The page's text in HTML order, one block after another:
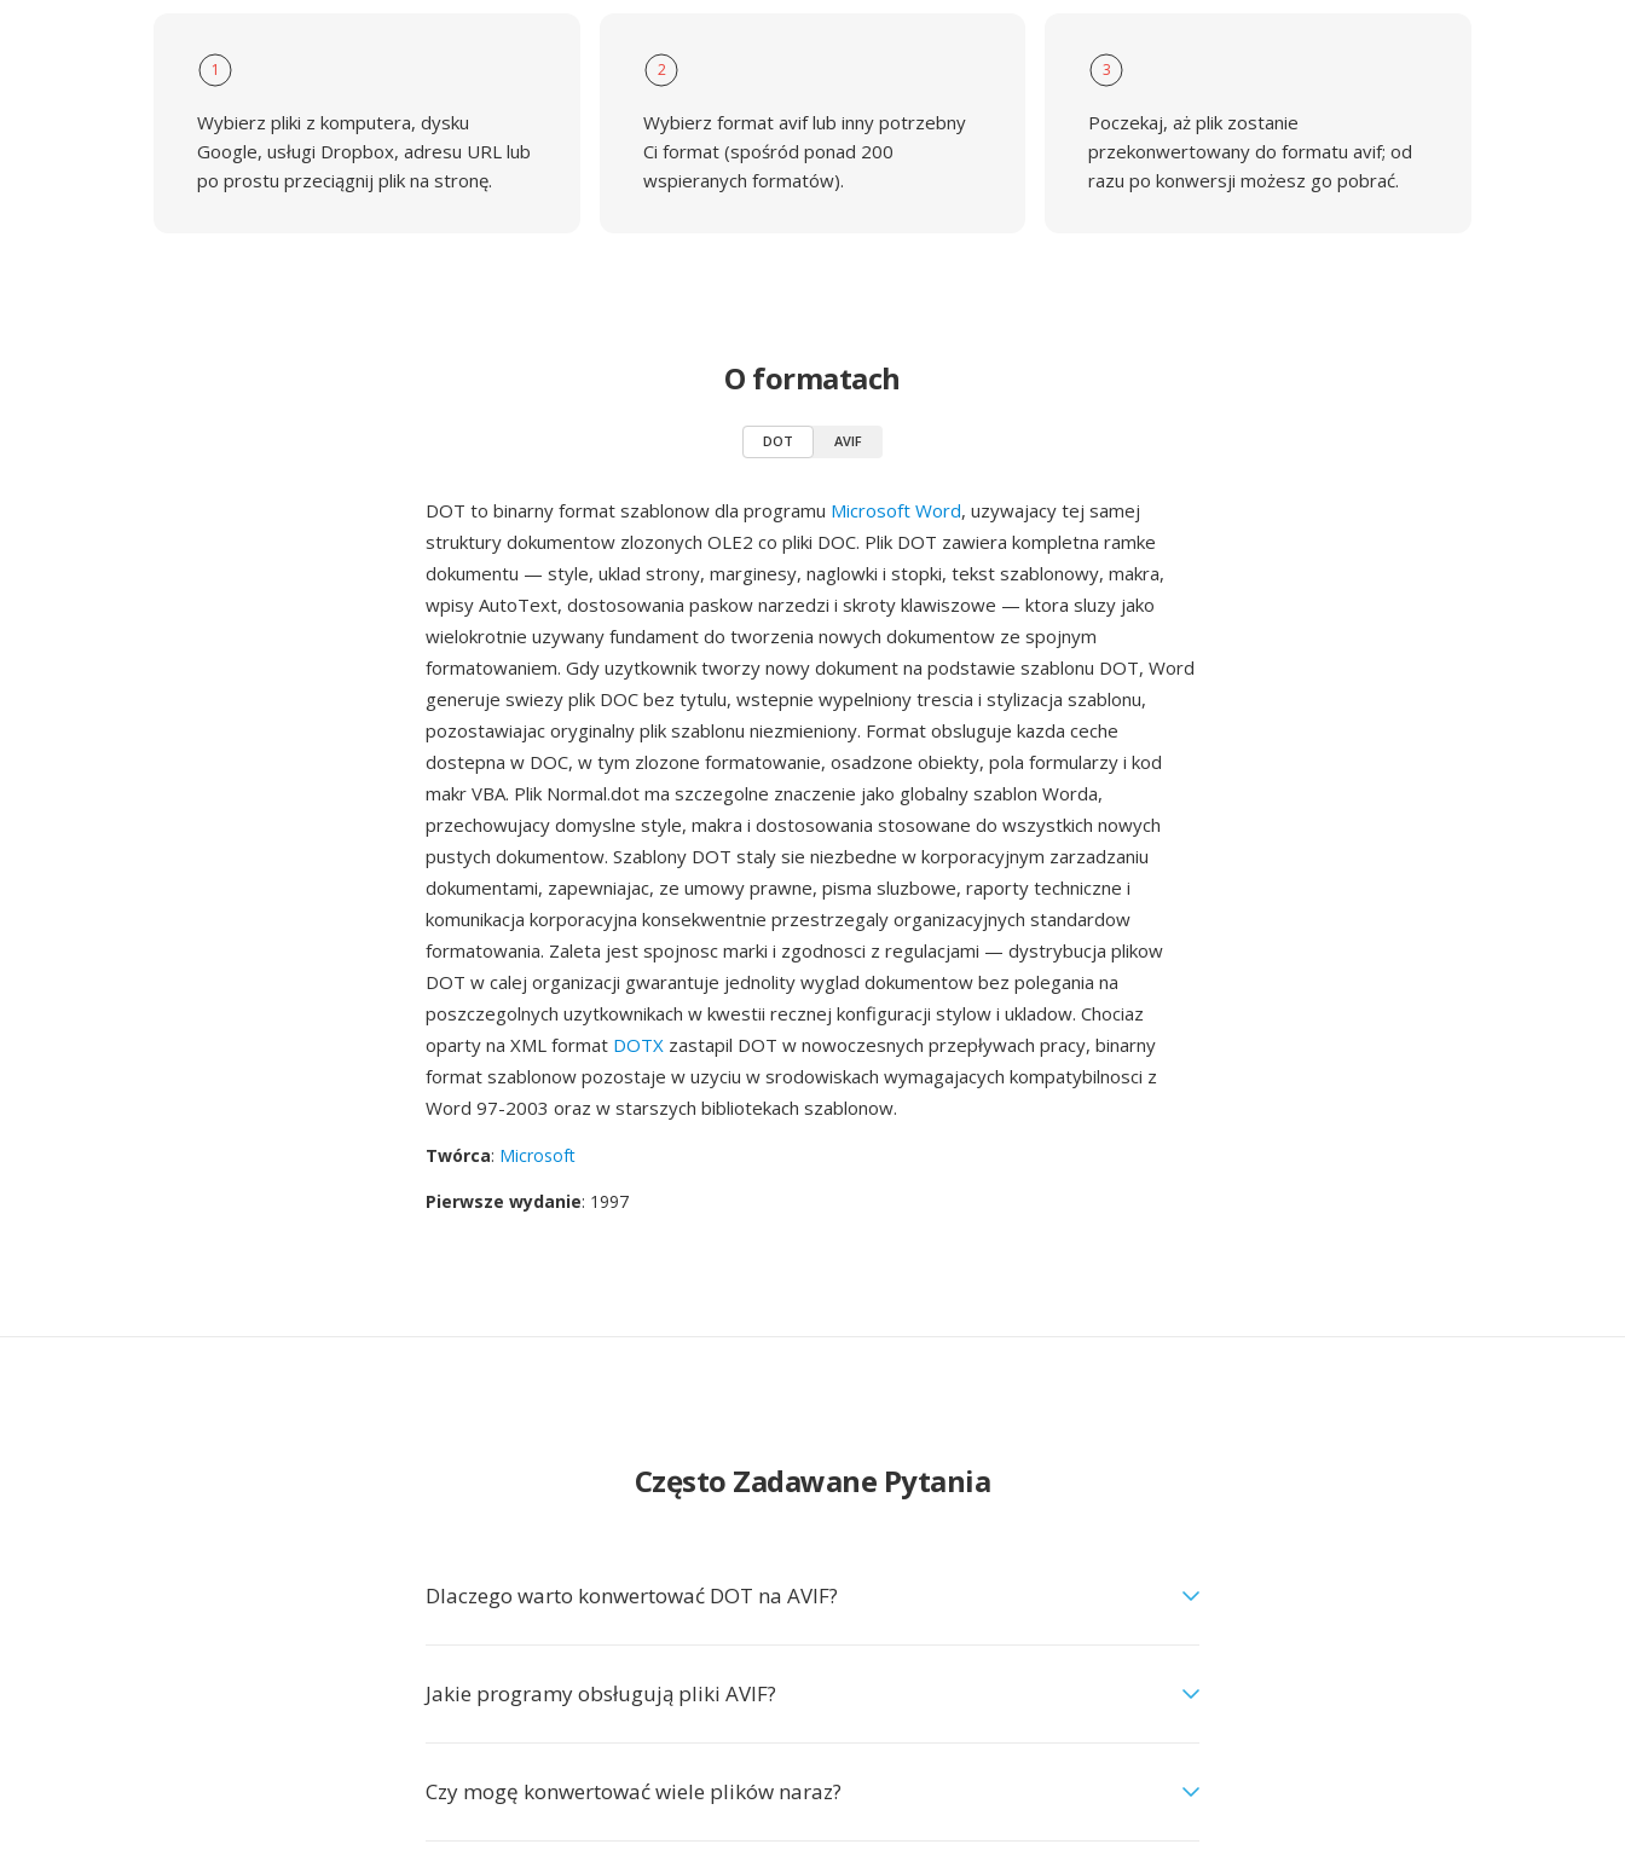
1
Wybierz pliki z komputera, dysku
Google, usługi Dropbox, adresu URL lub
po prostu przeciągnij plik na stronę.
2
Wybierz format avif lub inny potrzebny
Ci format (spośród ponad 200
wspieranych formatów).
3
Poczekaj, aż plik zostanie
przekonwertowany do formatu avif; od
razu po konwersji możesz go pobrać.
O formatach
DOT AVIF
DOT to binarny format szablonow dla programu Microsoft Word, uzywajacy tej samej
struktury dokumentow zlozonych OLE2 co pliki DOC. Plik DOT zawiera kompletna ramke
dokumentu — style, uklad strony, marginesy, naglowki i stopki, tekst szablonowy, makra,
wpisy AutoText, dostosowania paskow narzedzi i skroty klawiszowe — ktora sluzy jako
wielokrotnie uzywany fundament do tworzenia nowych dokumentow ze spojnym
formatowaniem. Gdy uzytkownik tworzy nowy dokument na podstawie szablonu DOT, Word
generuje swiezy plik DOC bez tytulu, wstepnie wypelniony trescia i stylizacja szablonu,
pozostawiajac oryginalny plik szablonu niezmieniony. Format obsluguje kazda ceche
dostepna w DOC, w tym zlozone formatowanie, osadzone obiekty, pola formularzy i kod
makr VBA. Plik Normal.dot ma szczegolne znaczenie jako globalny szablon Worda,
przechowujacy domyslne style, makra i dostosowania stosowane do wszystkich nowych
pustych dokumentow. Szablony DOT staly sie niezbedne w korporacyjnym zarzadzaniu
dokumentami, zapewniajac, ze umowy prawne, pisma sluzbowe, raporty techniczne i
komunikacja korporacyjna konsekwentnie przestrzegaly organizacyjnych standardow
formatowania. Zaleta jest spojnosc marki i zgodnosci z regulacjami — dystrybucja plikow
DOT w calej organizacji gwarantuje jednolity wyglad dokumentow bez polegania na
poszczegolnych uzytkownikach w kwestii recznej konfiguracji stylow i ukladow. Chociaz
oparty na XML format DOTX zastapil DOT w nowoczesnych przepływach pracy, binarny
format szablonow pozostaje w uzyciu w srodowiskach wymagajacych kompatybilnosci z
Word 97-2003 oraz w starszych bibliotekach szablonow.
Twórca: Microsoft
Pierwsze wydanie: 1997
Często Zadawane Pytania
Dlaczego warto konwertować DOT na AVIF?
Jakie programy obsługują pliki AVIF?
Czy mogę konwertować wiele plików naraz?